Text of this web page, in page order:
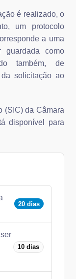
é realizado, o
um protocolo
a uma
guardada como
também, de
solicitação ao
(SIC) da Câmara
disponível para
20 dias
10 dias